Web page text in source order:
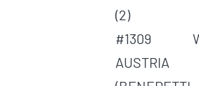
(2)
#1309
AUSTRIA